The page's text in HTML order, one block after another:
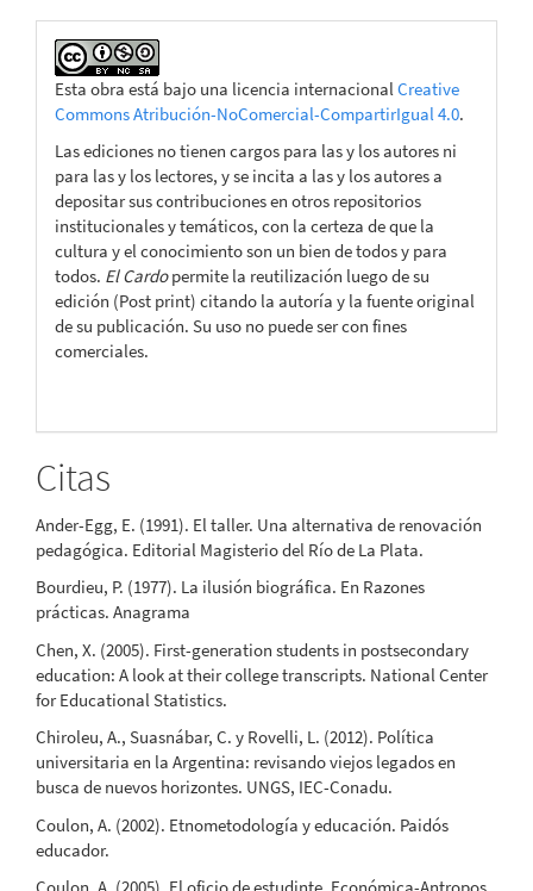
Esta obra está bajo una licencia internacional Creative
Commons Atribución-NoComercial-CompartirIgual 4.0.
Las ediciones no tienen cargos para las y los autores ni
para las y los lectores, y se incita a las y los autores a
depositar sus contribuciones en otros repositorios
institucionales y temáticos, con la certeza de que la
cultura y el conocimiento son un bien de todos y para
todos. El Cardopermite la reutilización luego de su
edición (Post print) citando la autoría y la fuente original
de su publicación. Su uso no puede ser con fines
comerciales.
Citas
Ander-Egg, E. (1991). El taller. Una alternativa de renovación
pedagógica. Editorial Magisterio del Río de La Plata.
Bourdieu, P. (1977). La ilusión biográfica. En Razones
prácticas. Anagrama
Chen, X. (2005). First-generation students in postsecondary
education: A look at their college transcripts. National Center
for Educational Statistics.
Chiroleu, A., Suasnábar, C. y Rovelli, L. (2012). Política
universitaria en la Argentina: revisando viejos legados en
busca de nuevos horizontes. UNGS, IEC-Conadu.
Coulon, A. (2002). Etnometodología y educación. Paidós
educador.